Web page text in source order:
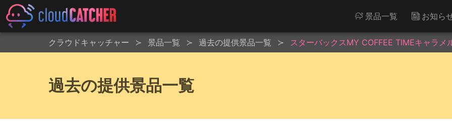
景品一覧 お知ら
クラウドキャッチャー 景品一覧 過去の提供景品一覧 スターバックスMY COFFEE TIMEキャラ
過去の提供景品一覧